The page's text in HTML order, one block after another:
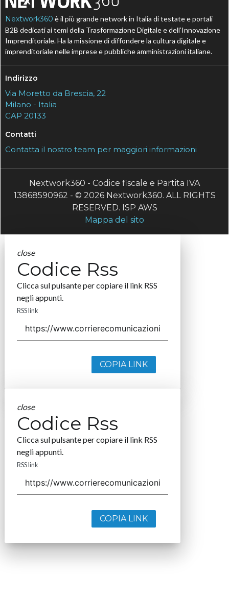
Nextwork360 è il più grande network in Italia di testate e portali
B2B dedicati ai temi della Trasformazione Digitale e dell’Innovazione
Imprenditoriale. Ha la missione di diffondere la cultura digitale e
imprenditoriale nelle imprese e pubbliche amministrazioni italiane.
Indirizzo
Via Moretto da Brescia, 22
Milano - Italia
CAP 20133
Contatti
Contatta il nostro team per maggiori informazioni
Nextwork360 - Codice fiscale e Partita IVA
13868590962 - © 2026 Nextwork360. ALL RIGHTS
RESERVED. ISP AWS
Mappa del sito
close
Codice Rss
Clicca sul pulsante per copiare il link RSS
negli appunti.
RSS link
COPIA LINK
close
Codice Rss
Clicca sul pulsante per copiare il link RSS
negli appunti.
RSS link
COPIA LINK